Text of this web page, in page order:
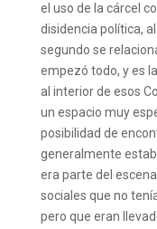
el uso de la cárcel
disidencia política,
segundo se
empezó todo, y es
al interior de esos
un espacio muy
posibilidad de
generalmente
era parte del
sociales que no
pero que eran